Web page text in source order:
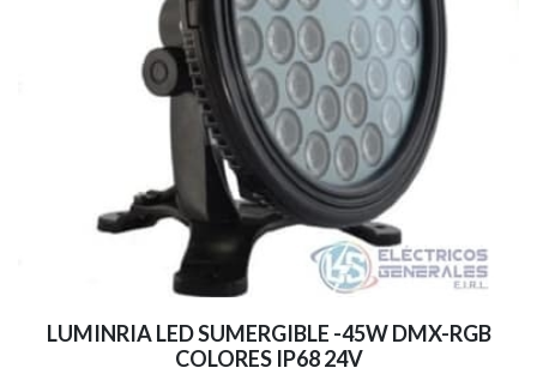
LUMINRIA LED SUMERGIBLE -45W DMX-RGB
COLORES IP68 24V